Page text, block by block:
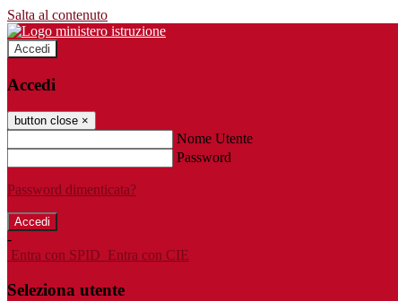
Salta al contenuto
Accedi
Accedi
button close ×
Nome Utente
Password
Password dimenticata?
-
Entra con SPID Entra con CIE
Seleziona utente